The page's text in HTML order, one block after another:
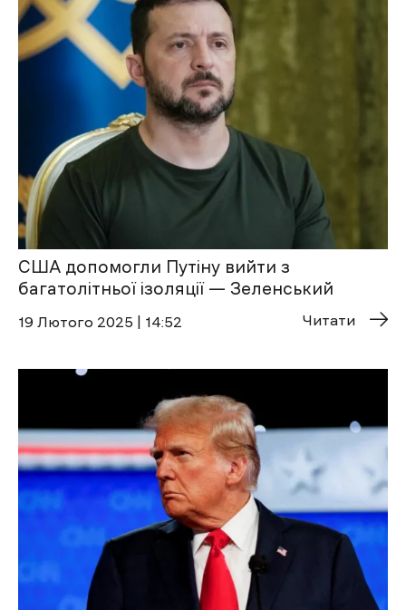
США допомогли Путіну вийти з
багатолітньої ізоляції — Зеленський
19 Лютого 2025 | 14:52 Читати